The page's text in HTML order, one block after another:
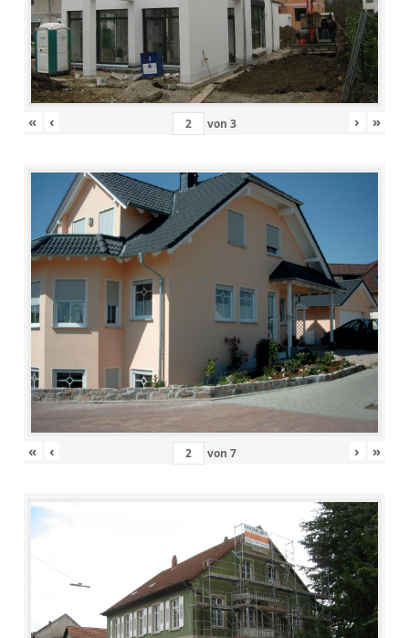
« ‹ von 3 › »
« ‹ von 7 › »